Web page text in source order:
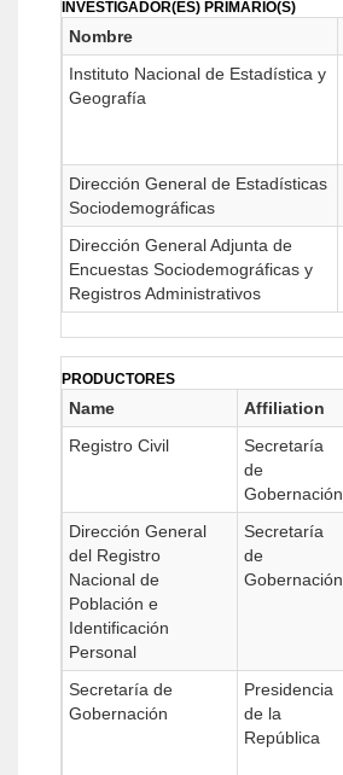
INVESTIGADOR(ES) PRIMARIO(S)
Nombre
Instituto Nacional de Estadística y
Geografía
Dirección General de Estadísticas
Sociodemográficas
Dirección General Adjunta de
Encuestas Sociodemográficas y
Registros Administrativos
PRODUCTORES
Name Affiliation
Registro Civil
Secretaría
de
Gobernación
Dirección General
del Registro
Nacional de
Población e
Identificación
Personal
Secretaría
de
Gobernación
Secretaría de
Gobernación
Presidencia
de la
República